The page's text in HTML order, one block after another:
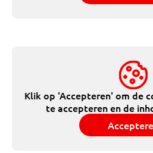
Klik op 'Accepteren' om de
te accepteren en de